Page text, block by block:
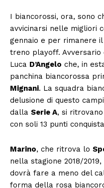
I biancorossi, ora, sono
avvicinarsi nelle migliori
gennaio e per rimanere
treno playoff. Avversario
Luca D’Angelo che, in
panchina biancorossa
Mignani. La squadra
delusione di questo
dalla Serie A, si
con soli 13 punti
Marino, che ritrova lo
nella stagione 2018/
dovrà fare a meno del
forma della rosa